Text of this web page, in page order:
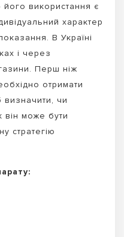
використання є
характер
В Україні
і через
Перш ніж
отримати
визначити, чи
він може бути
стратегію